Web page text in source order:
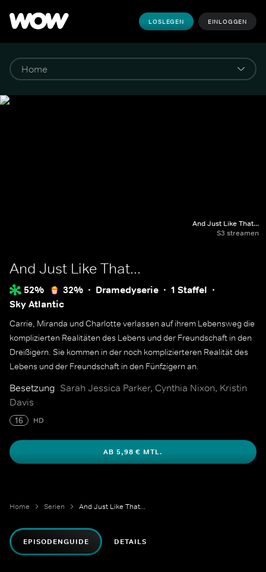
LOSLEGEN EINLOGGEN
And Just Like That...
S3 streamen
And Just Like That...
52% 32% Dramedyserie
1 Staffel
Sky Atlantic
Carrie, Miranda und Charlotte verlassen auf ihrem Lebensweg die
komplizierten Realitäten des Lebens und der Freundschaft in den
Dreißigern. Sie kommen in der noch komplizierteren Realität des
Lebens und der Freundschaft in den Fünfzigern an.
Besetzung Sarah Jessica Parker, Cynthia Nixon, Kristin
Davis
16 HD
AB 5,98 € MTL.
Home Serien And Just Like That...
EPISODENGUIDE DETAILS